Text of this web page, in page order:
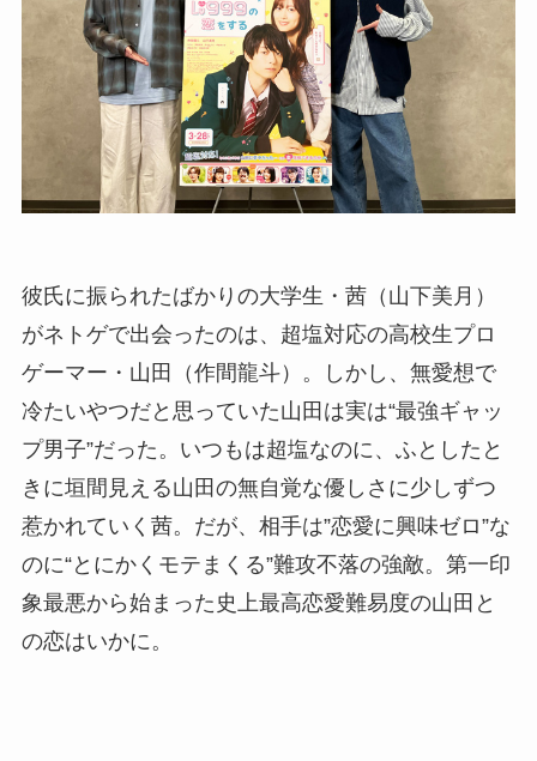
彼氏に振られたばかりの大学生・茜（山下美月）
がネトゲで出会ったのは、超塩対応の高校生プロ
ゲーマー・山田（作間龍斗）。しかし、無愛想で
冷たいやつだと思っていた山田は実は“最強ギャッ
プ男子”だった。いつもは超塩なのに、ふとしたと
きに垣間見える山田の無自覚な優しさに少しずつ
惹かれていく茜。だが、相手は”恋愛に興味ゼロ”な
のに“とにかくモテまくる”難攻不落の強敵。第一印
象最悪から始まった史上最高恋愛難易度の山田と
の恋はいかに。